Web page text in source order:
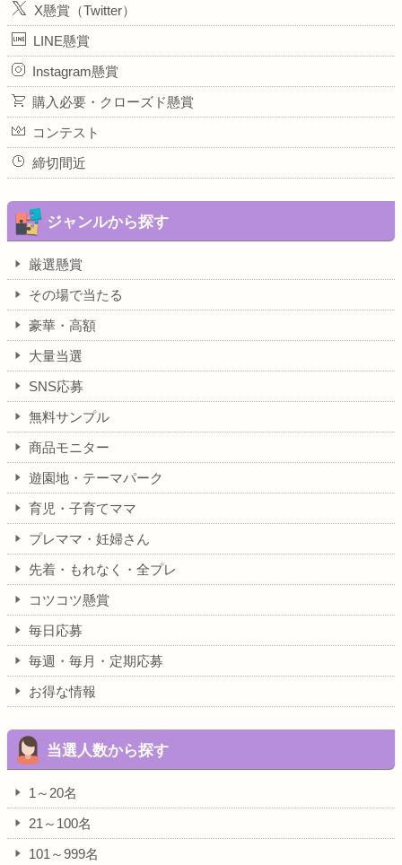
X懸賞（Twitter）
LINE懸賞
Instagram懸賞
購入必要・クローズド懸賞
コンテスト
締切間近
ジャンルから探す
厳選懸賞
その場で当たる
豪華・高額
大量当選
SNS応募
無料サンプル
商品モニター
遊園地・テーマパーク
育児・子育てママ
プレママ・妊婦さん
先着・もれなく・全プレ
コツコツ懸賞
毎日応募
毎週・毎月・定期応募
お得な情報
当選人数から探す
1～20名
21～100名
101～999名